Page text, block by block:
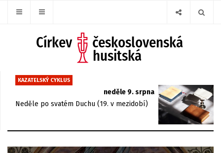
KAZATELSKÝ CYKLUS
neděle 9. srpna
Neděle po svatém Duchu (19. v mezidobí)